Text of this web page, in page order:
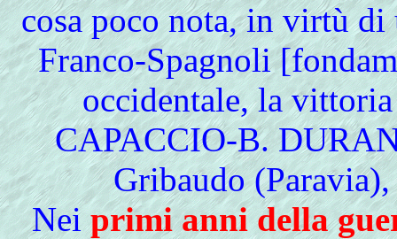
cosa poco nota, in virtù
Franco-Spagnoli
occidentale, la
CAPACCIO-B.
Gribaudo
Neiprimi anni della